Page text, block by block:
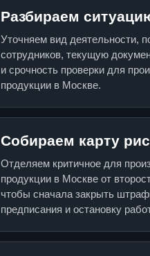
Разбираем
Уточняем вид деятельности,
сотрудников, текущую
и срочность проверки для
продукции в Москве.
Собираем карту
Отделяем критичное для
продукции в Москве от
чтобы сначала закрыть
предписания и остановку